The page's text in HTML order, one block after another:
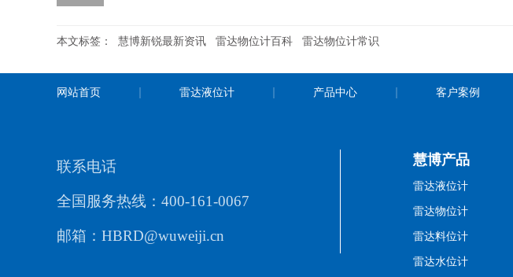
本文标签： 慧博新锐最新资讯 雷达物位计百科 雷达物位计常识
网站首页 雷达液位计 产品中心 客户案例
联系电话
全国服务热线：400-161-0067
邮箱：HBRD@wuweiji.cn
慧博产品
雷达液位计
雷达物位计
雷达料位计
雷达水位计